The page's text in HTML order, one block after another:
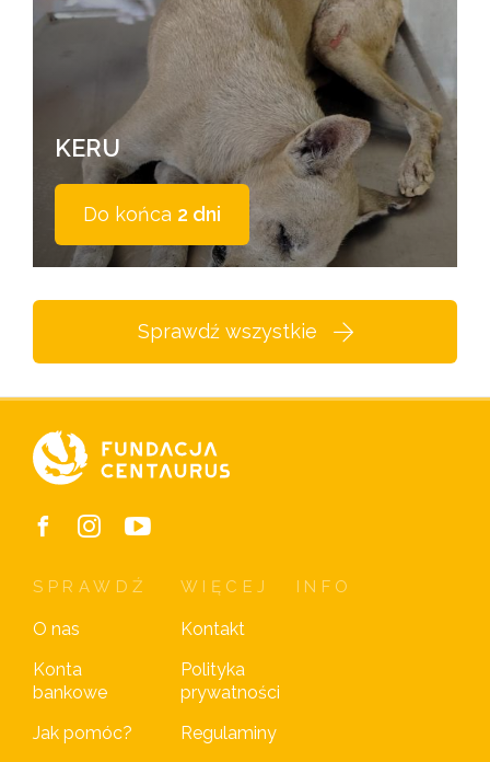
KERU
Do końca 2 dni
Sprawdź wszystkie
SPRAWDŹ
O nas
Konta
bankowe
Jak pomóc?
WIĘCEJ
Kontakt
Polityka
prywatności
Regulaminy
INFO